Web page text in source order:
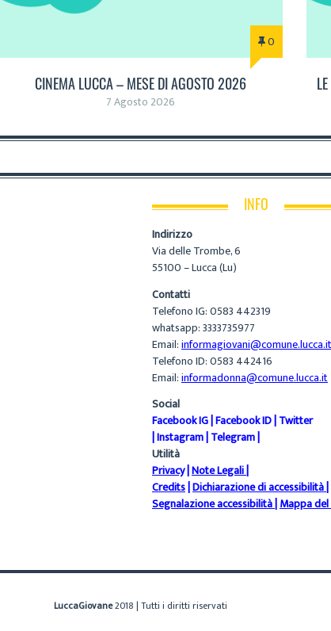
0
CINEMA LUCCA – MESE DI AGOSTO 2026
7 Agosto 2026
INFO
Indirizzo
Via delle Trombe, 6
55100 – Lucca (Lu)
Contatti
Telefono IG: 0583 442319
whatsapp: 3333735977
Email:informagiovani@comune.lucca.it
Telefono ID: 0583 442416
Email:informadonna@comune.lucca.it
Social
Facebook IG|Facebook ID|Twitter
|Instagram|Telegram|
Utilità
Privacy|Note Legali|
Credits|Dichiarazione di accessibilità|
Segnalazione accessibilità|Mappa
LuccaGiovane2018 | Tutti i diritti riservati